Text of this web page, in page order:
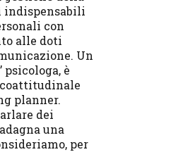
indispensabili
con
alle doti
Un
psicologa, è
planner.
dei
una
per